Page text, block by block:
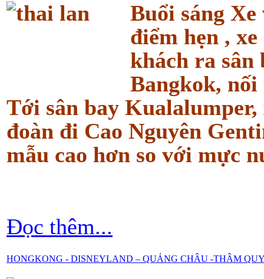
Buổi sáng
điểm hẹn ,
khách ra sân
Bangkok,
Tới sân bay Kualalumper,
đoàn đi Cao Nguyên
mẫu cao hơn so với mực
Đọc thêm...
HONGKONG - DISNEYLAND – QUẢNG CHÂU -THÂM